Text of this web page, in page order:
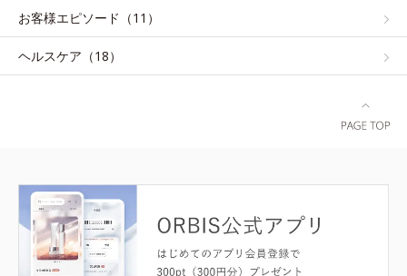
お客様エピソード（11）
ヘルスケア（18）